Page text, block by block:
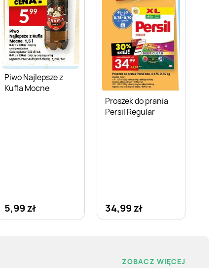
Piwo Najlepsze z
Kufla Mocne
5,99 zł
Proszek do prania
Persil Regular
34,99 zł
ZOBACZ WIĘCEJ